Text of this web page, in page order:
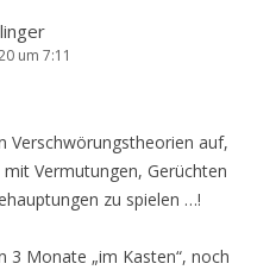
um 7:11
Verschwörungstheorien auf,
Vermutungen, Gerüchten
zu spielen …!
3 Monate „im Kasten“, noch